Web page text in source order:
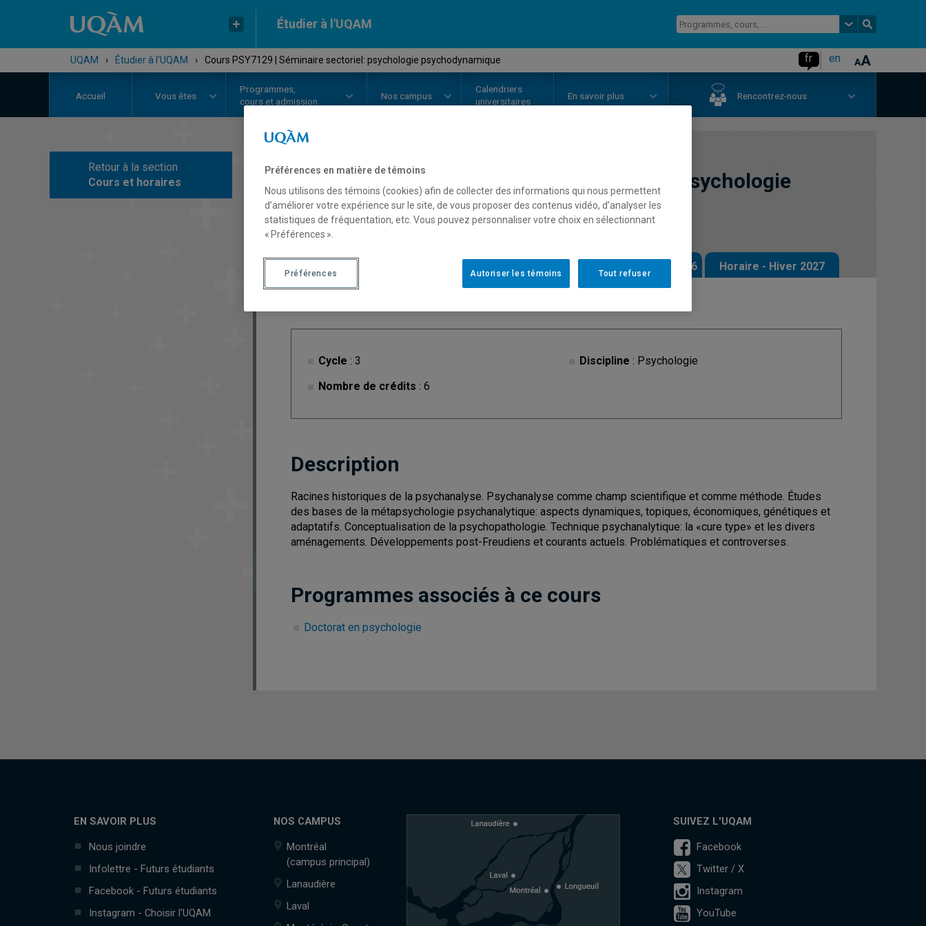
Étudier à l'UQAM
UQAM › Étudier à l'UQAM › Cours PSY7129 | Séminaire sectoriel: psychologie psychodynamique fr en
Accueil Vous êtes
Programmes,
cours et admission
Nos campus
Calendriers
universitaires
En savoir plus Rencontrez-nous
Retour à la section
Cours et horaires
COURS// PSY7129 - Séminaire sectoriel: psychologie
psychodynamique
Horaire - Été 2026 Horaire - Automne 2026 Horaire - Hiver 2027
Cycle : 3
Nombre de crédits : 6
Discipline : Psychologie
Description
Racines historiques de la psychanalyse. Psychanalyse comme champ scientifique et comme méthode. Études
des bases de la métapsychologie psychanalytique: aspects dynamiques, topiques, économiques, génétiques et
adaptatifs. Conceptualisation de la psychopathologie. Technique psychanalytique: la «cure type» et les divers
aménagements. Développements post-Freudiens et courants actuels. Problématiques et controverses.
Programmes associés à ce cours
Doctorat en psychologie
EN SAVOIR PLUS
Nous joindre
Infolettre - Futurs étudiants
Facebook - Futurs étudiants
Instagram - Choisir l'UQAM
NOS CAMPUS
Montréal
(campus principal)
Lanaudière
Laval
SUIVEZ L'UQAM
Facebook
Twitter / X
Instagram
YouTube
Préférences en matière de témoins
Nous utilisons des témoins (cookies) afin de collecter des informations qui nous permettent
d’améliorer votre expérience sur le site, de vous proposer des contenus vidéo, d’analyser les
statistiques de fréquentation, etc. Vous pouvez personnaliser votre choix en sélectionnant
« Préférences ».
Tout refuser
Autoriser les témoins
Préférences